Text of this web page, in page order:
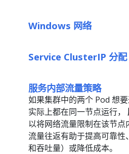
Windows 网络
Service ClusterIP 分配
服务内部流量策略
如果集群中的两个 Pod 想
实际上都在同一节点运行，
以将网络流量限制在该节
流量往返有助于提高可靠
和吞吐量）或降低成本。